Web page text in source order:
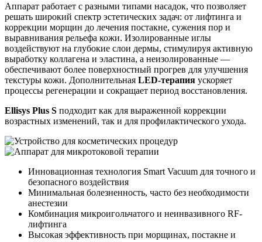
Аппарат работает с разными типами насадок, что позволяет
решать широкий спектр эстетических задач: от лифтинга и
коррекции морщин до лечения постакне, сужения пор и
выравнивания рельефа кожи. Изолированные иглы
воздействуют на глубокие слои дермы, стимулируя активную
выработку коллагена и эластина, а неизолированные —
обеспечивают более поверхностный прогрев для улучшения
текстуры кожи. Дополнительная LED-терапия ускоряет
процессы регенерации и сокращает период восстановления.
Ellisys Plus S подходит как для выраженной коррекции
возрастных изменений, так и для профилактического ухода.
Инновационная технология Smart Vacuum для точного и
безопасного воздействия
Минимальная болезненность, часто без необходимости
анестезии
Комбинация микроигольчатого и неинвазивного RF-
лифтинга
Высокая эффективность при морщинах, постакне и